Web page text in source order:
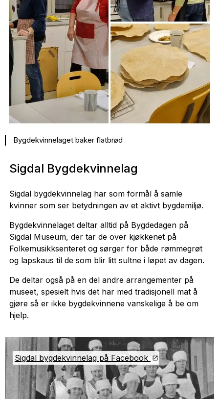
Bygdekvinnelaget baker flatbrød
Sigdal Bygdekvinnelag
Sigdal bygdekvinnelag har som formål å samle
kvinner som ser betydningen av et aktivt bygdemiljø.
Bygdekvinnelaget deltar alltid på Bygdedagen på
Sigdal Museum, der tar de over kjøkkenet på
Folkemusikksenteret og sørger for både rømmegrøt
og lapskaus til de som blir litt sultne i løpet av dagen.
De deltar også på en del andre arrangementer på
museet, spesielt hvis det har med tradisjonell mat å
gjøre så er ikke bygdekvinnene vanskelige å be om
hjelp.
Sigdal bygdekvinnelag på Facebook